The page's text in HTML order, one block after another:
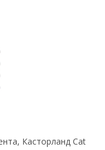
Касторланд Cat